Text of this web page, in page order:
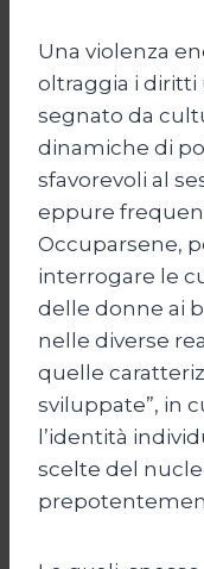
Una violenza
oltraggia i
segnato da
dinamiche di
sfavorevoli al
eppure
Occuparsene,
interrogare le
delle donne ai
nelle diverse
quelle
sviluppate”, in
l’identità
scelte del